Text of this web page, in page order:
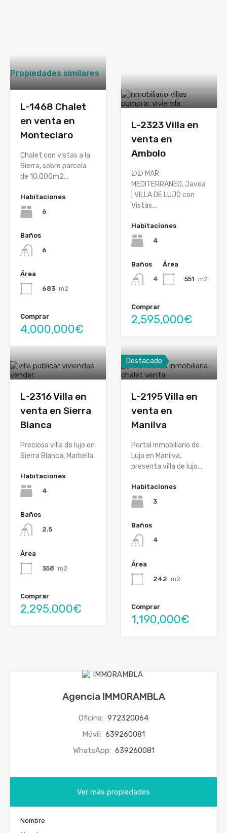
Propiedades similares
L-1468 Chalet
en venta en
Monteclaro
Chalet con vistas a la
Sierra, sobre parcela
de 10.000m2…
Habitaciones
6
Baños
6
Área
683 m2
Comprar
4,000,000€
L-2323 Villa en
venta en
Ambolo
ᗤᗤ MAR
MEDITERRANEO, Javea
| VILLA DE LUJO con
Vistas…
Habitaciones
4
Baños
4
Área
551 m2
Comprar
2,595,000€
L-2316 Villa en
venta en Sierra
Blanca
Preciosa villa de lujo en
Sierra Blanca, Marbella.
Habitaciones
4
Baños
2.5
Área
358 m2
Comprar
2,295,000€
Destacado
L-2195 Villa en
venta en
Manilva
Portal Inmobiliario de
Lujo en Manilva,
presenta villa de lujo…
Habitaciones
3
Baños
4
Área
242 m2
Comprar
1,190,000€
Agencia IMMORAMBLA
Oficina: 972320064
Móvil: 639260081
WhatsApp: 639260081
Ver más propiedades
Nombre